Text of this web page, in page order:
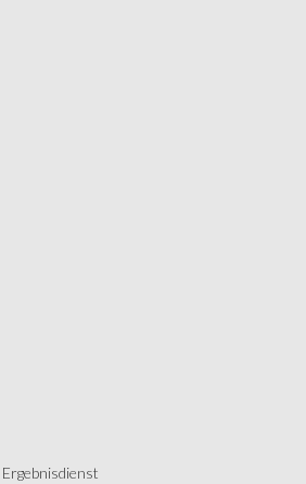
Ergebnisdienst